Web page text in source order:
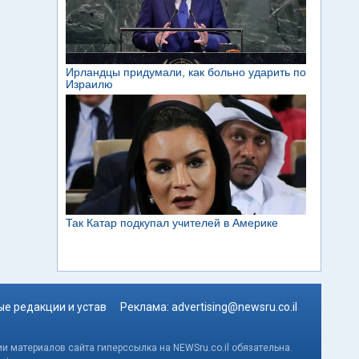
редакции и устав Реклама: advertising@newsru.co.il
сайта гиперссылка на NEWSru.co.il обязательна.